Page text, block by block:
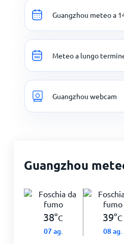
Guangzhou meteo a
Meteo a lungo
Guangzhou webcam
Guangzhou
38°C
07 ag.
39°C
08 ag.